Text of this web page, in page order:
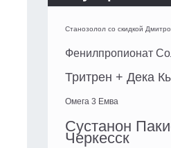
Станозолол со скидкой
Фенилпропионат
Тритрен + Дека
Омега 3 Емва
Сустанон
Черкесск